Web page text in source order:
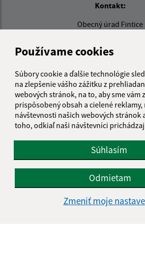
Používame cookies
Súbory cookie a ďalšie technológie
na zlepšenie vášho zážitku z
webových stránok, na to, aby sme vám
prispôsobený obsah a cielené reklamy,
návštevnosti našich webových stránok
toho, odkiaľ naši návštevníci
Súhlasím
Odmietam
Zmeniť moje
Kontakt:
Obecný úrad Fintice
082 16 Fintice
+421 51 748 10 10
IČO: 00327018